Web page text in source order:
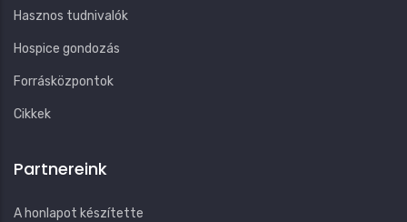
Hasznos tudnivalók
Hospice gondozás
Forrásközpontok
Cikkek
Partnereink
A honlapot készítette